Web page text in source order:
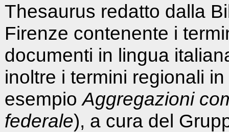
Thesaurus redatto dalla
Firenze contenente i
documenti in lingua
inoltre i termini regionali
esempioAggregazioni
federale), a cura del